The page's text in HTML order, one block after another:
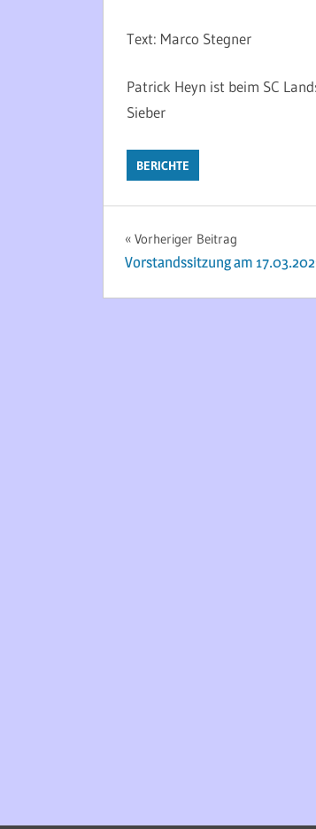
Text: Marco Stegner
Patrick Heyn ist beim SC
Sieber
BERICHTE
Beitragsnavigation
Vorheriger Beitrag
Vorstandssitzung am